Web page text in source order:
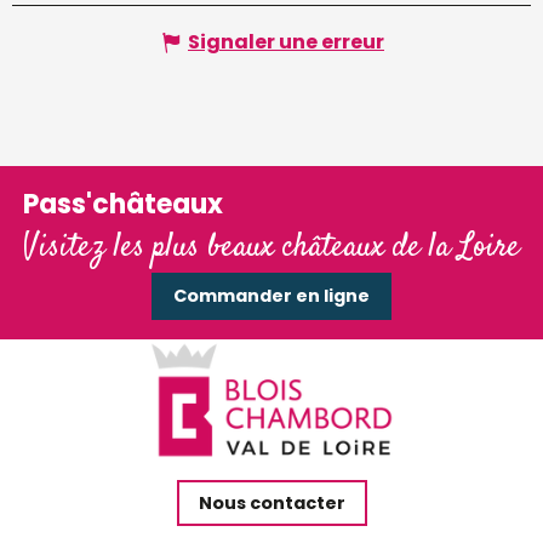
Signaler une erreur
Pass'châteaux
Visitez les plus beaux châteaux de la Loire
Commander en ligne
Nous contacter